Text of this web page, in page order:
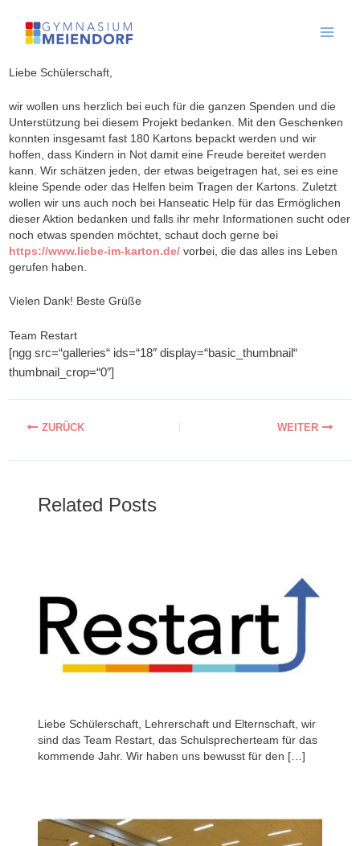
content
Liebe Schülerschaft,
wir wollen uns herzlich bei euch für die ganzen Spenden und die
Unterstützung bei diesem Projekt bedanken. Mit den Geschenken
konnten insgesamt fast 180 Kartons bepackt werden und wir
hoffen, dass Kindern in Not damit eine Freude bereitet werden
kann. Wir schätzen jeden, der etwas beigetragen hat, sei es eine
kleine Spende oder das Helfen beim Tragen der Kartons. Zuletzt
wollen wir uns auch noch bei Hanseatic Help für das Ermöglichen
dieser Aktion bedanken und falls ihr mehr Informationen sucht oder
noch etwas spenden möchtet, schaut doch gerne bei
https://www.liebe-im-karton.de/vorbei, die das alles ins Leben
gerufen haben.
Vielen Dank! Beste Grüße
Team Restart
[ngg src=“galleries“ ids=“18″ display=“basic_thumbnail“
thumbnail_crop=“0″]
Related Posts
Liebe Schülerschaft, Lehrerschaft und Elternschaft, wir
sind das Team Restart, das Schulsprecherteam für das
kommende Jahr. Wir haben uns bewusst für den […]